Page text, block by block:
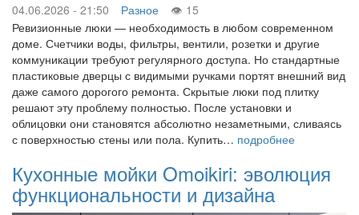
04.06.2026 - 21:50 Разное
15
Ревизионные люки — необходимость в любом современном
доме. Счетчики воды, фильтры, вентили, розетки и другие
коммуникации требуют регулярного доступа. Но стандартные
пластиковые дверцы с видимыми ручками портят внешний вид
даже самого дорогого ремонта. Скрытые люки под плитку
решают эту проблему полностью. После установки и
облицовки они становятся абсолютно незаметными, сливаясь
с поверхностью стены или пола. Купить… подробнее
Кухонные мойки Omoikiri: эволюция
функциональности и дизайна